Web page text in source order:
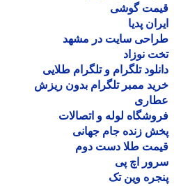
گوشی
پدیا
سایت در مشهد
نوزاد
تلگرام و تلگرام طلایی
ممبر تلگرام بدون ریزش
لوله و اتصالات
زنده جام جهانی
طلا دست دوم
اچ پی
وین تک